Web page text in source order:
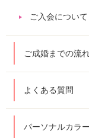
ご入会について
ご成婚までの流
よくある質問
パーソナルカラ